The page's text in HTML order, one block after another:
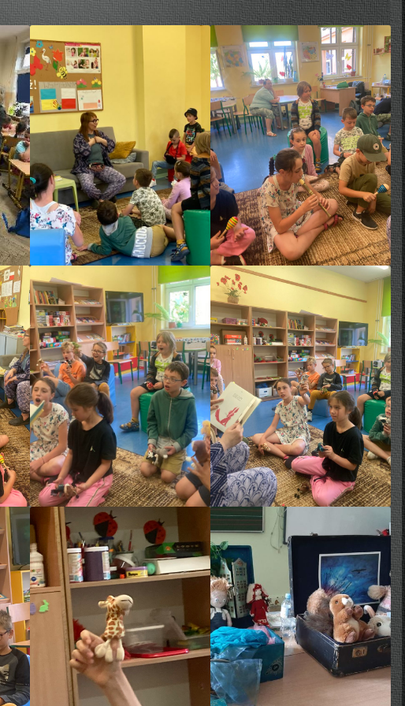
INFORMACJA DODATKOWA DO
BILANSU ZA 2019 ROK
SPRAWOZDANIE ROCZNE Z
DZIAŁALNOŚCI – 2019
SPRAWOZDANIE ROCZNE Z
DZIAŁALNOŚCI – 2018
FBW BILANS ZA 2017 ROK
RACHUNEK ZYSKÓW I STRAT ZA
ROK 2017
SPRAWOZDANIE ROCZNE Z
DZIAŁALNOŚCI – 2017
SPRAWOZDANIE ROCZNE Z
DZIAŁALNOŚCI – INFORMACJA
DODATKOWA DO BILANSU ZA
ROK 2017
SPRAWOZDANIE ROCZNE Z
DZIAŁALNOŚCI – 2015
SPRAWOZDANIE ROCZNE Z
DZIAŁALNOŚCI ZA ROK 2013
FBW BILANS ZA 2013 ROK
INFORMACJA DODATKOWA DO
BILANSU ZA ROK 2013
SPRAWOZDANIE ROCZNE Z
DZIAŁALNOŚCI ZA ROK 2012
SOBOTNIE BAJANIA
BAŚNIE NA KONIEC TYGODNIA
DWAJ PANOWIE PO SPACERZE
TEATRY PRZYJEMNE I
POŻYTECZNE
PAN URSYN I JEGO
PEREGRYNACJE
GRY
KOGEL-MOGEL NA LATO!
WARSZAWSKI MISZMASZ!
DO ZAŚPIEWANIA JEDEN KROK!
REKLAMA DŹWIGNIĄ KULTURY!
SZTUKA W DRODZE PO MLEKO…
PODWIECZOREK DLA PASJONATA
Z MEKLEMBURGII DO WARSZAWY
DZIEJE POTOMKÓW JANA
HENRYKA KLAWE
SPÓR O KONSTYTUCJĘ
POCZTÓWKA Z PRZESZŁOŚCI
FESTIWAL RIVERENZA
RIVERENZA I
MOJE MIASTO, A W NIM…